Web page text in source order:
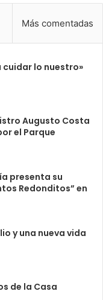
Más comentadas
lo nuestro»
Augusto Costa
el Parque
presenta su
Redonditos” en
y una nueva vida
de la Casa